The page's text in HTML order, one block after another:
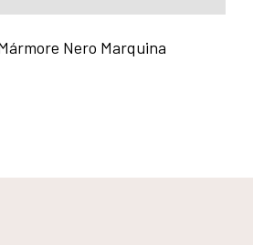
Nero Marquina